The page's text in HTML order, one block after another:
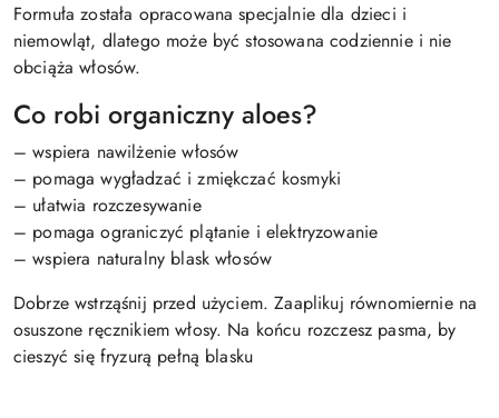
Formuła została opracowana specjalnie dla dzieci i
niemowląt, dlatego może być stosowana codziennie i nie
obciąża włosów.
Co robi organiczny aloes?
– wspiera nawilżenie włosów
– pomaga wygładzać i zmiękczać kosmyki
– ułatwia rozczesywanie
– pomaga ograniczyć plątanie i elektryzowanie
– wspiera naturalny blask włosów
Dobrze wstrząśnij przed użyciem. Zaaplikuj równomiernie na
osuszone ręcznikiem włosy. Na końcu rozczesz pasma, by
cieszyć się fryzurą pełną blasku